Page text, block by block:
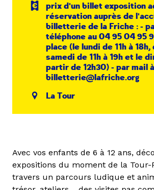
prix d'un billet exposition
réservation auprès de
billetterie de la Friche : -
téléphone au 04 95 04 95
place (le lundi de 11h à
samedi de 11h à 19h et le
partir de 12h30) - par mail à
billetterie@lafriche.org
La Tour
Avec vos enfants de 6 à 12 ans,
expositions du moment de la Tour-
travers un parcours ludique et